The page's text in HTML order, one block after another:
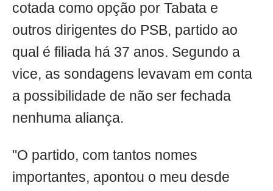
cotada como opção por Tabata e
outros dirigentes do PSB, partido ao
qual é filiada há 37 anos. Segundo a
vice, as sondagens levavam em conta
a possibilidade de não ser fechada
nenhuma aliança.
"O partido, com tantos nomes
importantes, apontou o meu desde